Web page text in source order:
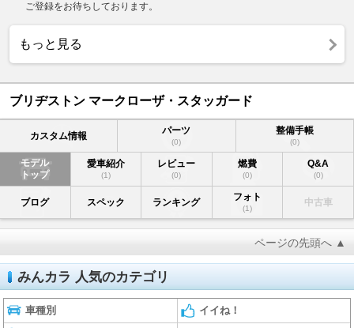
ご登録をお待ちしております。
もっと見る
ブリヂストン マークローザ・スタッガード
カスタム情報 パーツ
(0)
整備手帳
(0)
モデル
トップ
愛車紹介
(1)
レビュー
(0)
燃費
(0)
Q&A
(0)
ブログ スペック ランキング フォト
(1)
中古車
ページの先頭へ ▲
みんカラ 人気のカテゴリ
車種別 イイね！